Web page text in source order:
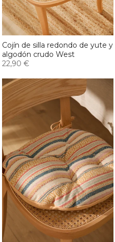
Cojín de silla redondo de yute y
algodón crudo West
22,90 €